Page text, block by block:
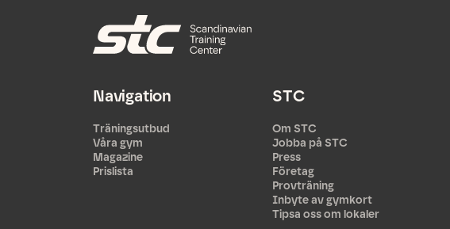
Navigation
Träningsutbud
Våra gym
Magazine
Prislista
STC
Om STC
Jobba på STC
Press
Företag
Provträning
Inbyte av gymkort
Tipsa oss om lokaler